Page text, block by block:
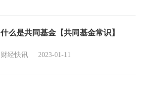
什么是共同基金【共同基金常识】
财经快讯 2023-01-11